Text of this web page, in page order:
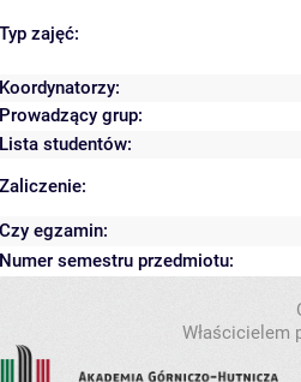
Typ zajęć:
Koordynatorzy:
Prowadzący grup:
Lista studentów:
Zaliczenie:
Czy egzamin:
Numer semestru przedmiotu:
Właścicielem